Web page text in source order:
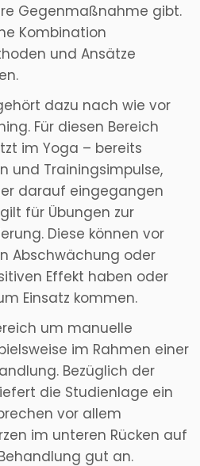
Gegenmaßnahme gibt.
Kombination
und Ansätze
dazu nach wie vor
Für diesen Bereich
im Yoga – bereits
und Trainingsimpulse,
darauf eingegangen
für Übungen zur
Diese können vor
Abschwächung oder
Effekt haben oder
Einsatz kommen.
um manuelle
im Rahmen einer
Bezüglich der
die Studienlage ein
vor allem
im unteren Rücken auf
gut an.